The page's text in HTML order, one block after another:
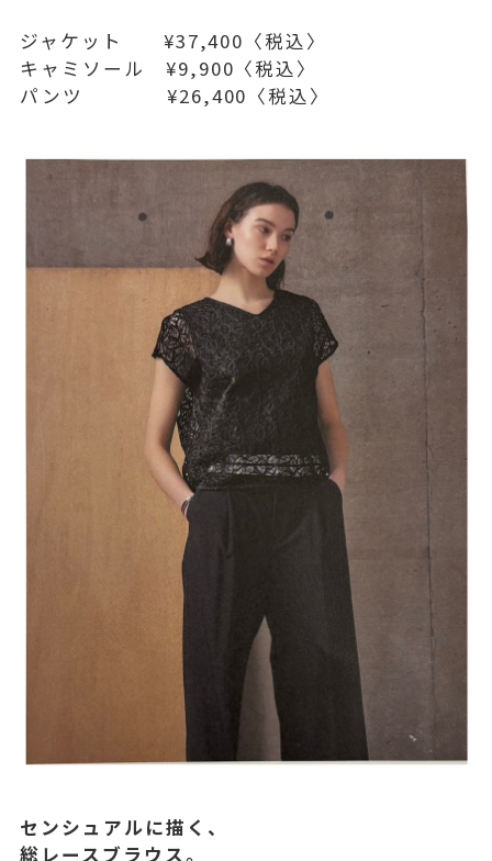
ジャケット ¥37,400〈税込〉
キャミソール ¥9,900〈税込〉
パンツ ¥26,400〈税込〉
センシュアルに描く、
総レースブラウス。